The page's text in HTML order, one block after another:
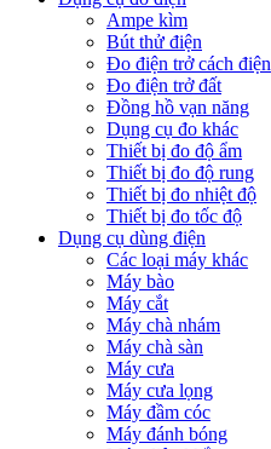
Ampe kìm
Bút thử điện
Đo điện trở cách điện
Đo điện trở đất
Đồng hồ vạn năng
Dụng cụ đo khác
Thiết bị đo độ ẩm
Thiết bị đo độ rung
Thiết bị đo nhiệt độ
Thiết bị đo tốc độ
Dụng cụ dùng điện
Các loại máy khác
Máy bào
Máy cắt
Máy chà nhám
Máy chà sàn
Máy cưa
Máy cưa lọng
Máy đầm cóc
Máy đánh bóng